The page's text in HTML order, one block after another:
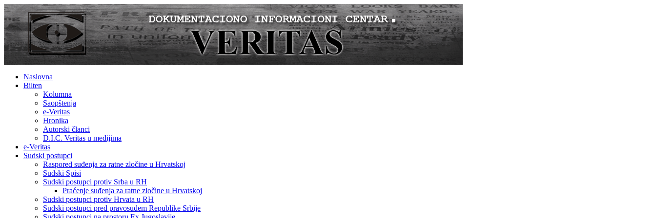
Naslovna
Bilten
Kolumna
Saopštenja
e-Veritas
Hronika
Autorski članci
D.I.C. Veritas u medijima
e-Veritas
Sudski postupci
Raspored suđenja za ratne zločine u Hrvatskoj
Sudski Spisi
Sudski postupci protiv Srba u RH
Praćenje suđenja za ratne zločine u Hrvatskoj
Sudski postupci protiv Hrvata u RH
Sudski postupci pred pravosuđem Republike Srbije